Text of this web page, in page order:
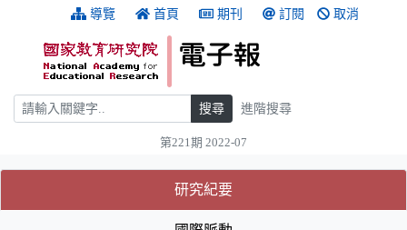
跳到主要內容 導覽 首頁 期刊 訂閱 取消
搜尋 搜尋 進階搜尋
第221期 2022-07
:::
研究紀要(目前選取的頁籤)
(目前選取的頁籤)